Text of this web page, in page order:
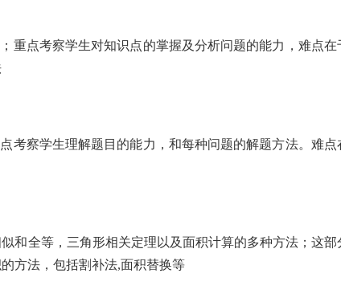
重点考察学生对知识点的掌握及分析问题的能力，难点在
考察学生理解题目的能力，和每种问题的解题方法。难点
和全等，三角形相关定理以及面积计算的多种方法；这部
方法，包括割补法,面积替换等